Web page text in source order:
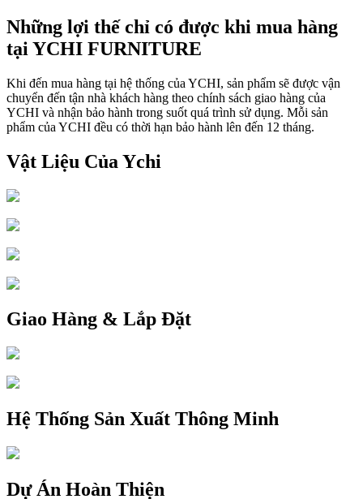
Những lợi thế chỉ có được khi mua hàng
tại YCHI FURNITURE
Khi đến mua hàng tại hệ thống của YCHI, sản phẩm sẽ được vận
chuyển đến tận nhà khách hàng theo chính sách giao hàng của
YCHI và nhận bảo hành trong suốt quá trình sử dụng. Mỗi sản
phẩm của YCHI đều có thời hạn bảo hành lên đến 12 tháng.
Vật Liệu Của Ychi
Giao Hàng & Lắp Đặt
Hệ Thống Sản Xuất Thông Minh
Dự Án Hoàn Thiện